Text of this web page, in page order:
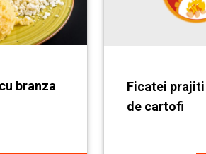
branza
Ficatei
de cartofi